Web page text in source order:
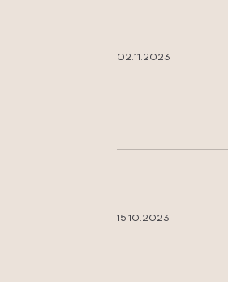
02.11.2023
15.10.2023